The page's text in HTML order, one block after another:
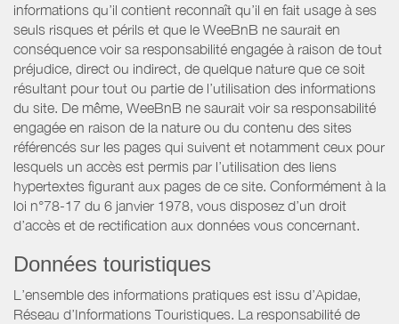
informations qu’il contient reconnaît qu’il en fait usage à ses
seuls risques et périls et que le WeeBnB ne saurait en
conséquence voir sa responsabilité engagée à raison de tout
préjudice, direct ou indirect, de quelque nature que ce soit
résultant pour tout ou partie de l’utilisation des informations
du site. De même, WeeBnB ne saurait voir sa responsabilité
engagée en raison de la nature ou du contenu des sites
référencés sur les pages qui suivent et notamment ceux pour
lesquels un accès est permis par l’utilisation des liens
hypertextes figurant aux pages de ce site. Conformément à la
loi n°78-17 du 6 janvier 1978, vous disposez d’un droit
d’accès et de rectification aux données vous concernant.
Données touristiques
L’ensemble des informations pratiques est issu d’Apidae,
Réseau d’Informations Touristiques. La responsabilité de